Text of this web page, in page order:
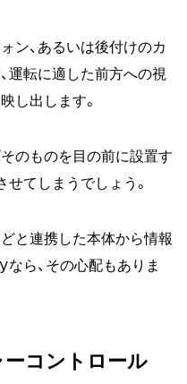
ン、あるいは後付けのカ
運転に適した前方への視
し出します。
のものを目の前に設置す
せてしまうでしょう。
と連携した本体から情報
ら、その心配もありま
コントロール